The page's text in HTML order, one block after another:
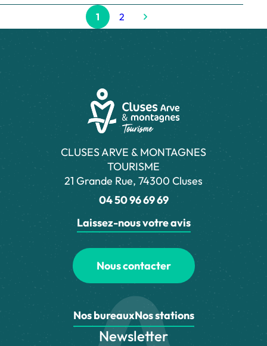
1 2
CLUSES ARVE & MONTAGNES
TOURISME
21 Grande Rue, 74300 Cluses
04 50 96 69 69
Laissez-nous votre avis
Nous contacter
Nos bureauxNos stations
Newsletter